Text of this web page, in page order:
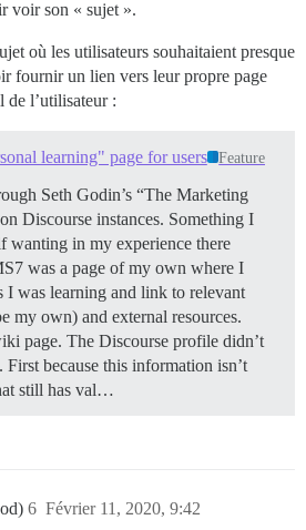
voir son « sujet ».
où les utilisateurs souhaitaient presque
fournir un lien vers leur propre page
de l’utilisateur :
learning" page for users Feature
Seth Godin’s “The Marketing
Discourse instances. Something I
wanting in my experience there
was a page of my own where I
I was learning and link to relevant
my own) and external resources.
page. The Discourse profile didn’t
because this information isn’t
still has val…
Février 11, 2020, 9:42
6